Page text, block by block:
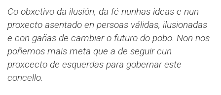
Co obxetivo da ilusión, da fé nunhas ideas e nun
proxecto asentado en persoas válidas, ilusionadas
e con gañas de cambiar o futuro do pobo. Non nos
poñemos mais meta que a de seguir cun
proxcecto de esquerdas para gobernar este
concello.